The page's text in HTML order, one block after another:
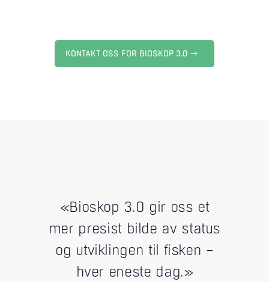
KONTAKT OSS FOR BIOSKOP 3.0
«Bioskop 3.0 gir oss et
mer presist bilde av status
og utviklingen til fisken –
hver eneste dag.»